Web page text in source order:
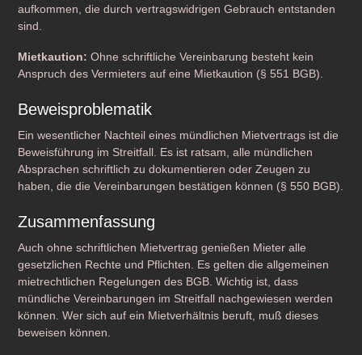
aufkommen, die durch vertragswidrigen Gebrauch entstanden
sind.
Mietkaution: Ohne schriftliche Vereinbarung besteht kein
Anspruch des Vermieters auf eine Mietkaution (§ 551 BGB).
Beweisproblematik
Ein wesentlicher Nachteil eines mündlichen Mietvertrags ist die
Beweisführung im Streitfall. Es ist ratsam, alle mündlichen
Absprachen schriftlich zu dokumentieren oder Zeugen zu
haben, die die Vereinbarungen bestätigen können (§ 550 BGB).
Zusammenfassung
Auch ohne schriftlichen Mietvertrag genießen Mieter alle
gesetzlichen Rechte und Pflichten. Es gelten die allgemeinen
mietrechtlichen Regelungen des BGB. Wichtig ist, dass
mündliche Vereinbarungen im Streitfall nachgewiesen werden
können. Wer sich auf ein Mietverhältnis beruft, muß dieses
beweisen können.